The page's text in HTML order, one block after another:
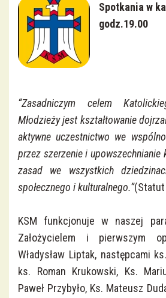
Duchowa Adopcja Dziecka
Apostolat Margaretka
Rada Parafialna
Nadzwyczajni Szafarze
Apostolat Pomocy Duszom
Spotkania w
godz.19.00
“Zasadniczym celem
Młodzieży jest kształtowanie
aktywne uczestnictwo we
przez szerzenie i
zasad we wszystkich
społecznego i kulturalnego.”(Statut
KSM funkcjonuje w naszej
Założycielem i pierwszym
Władysław Liptak, następcami
ks. Roman Krukowski, Ks.
Paweł Przybyło, Ks. Mateusz